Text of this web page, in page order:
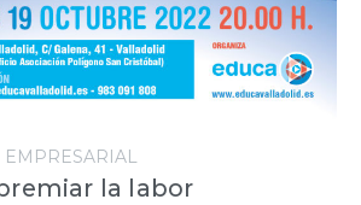
la labor